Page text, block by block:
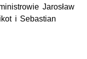
Jarosław
i Sebastian